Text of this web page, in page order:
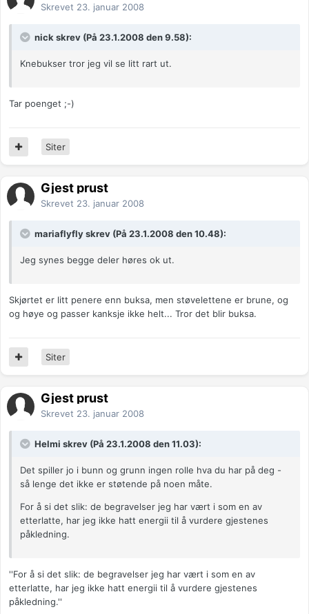
Skrevet 23. januar 2008
nick skrev (På 23.1.2008 den 9.58):
Knebukser tror jeg vil se litt rart ut.
Tar poenget ;-)
Siter
Gjest prust
Skrevet 23. januar 2008
mariaflyfly skrev (På 23.1.2008 den 10.48):
Jeg synes begge deler høres ok ut.
Skjørtet er litt penere enn buksa, men støvelettene er brune, og
og høye og passer kanksje ikke helt... Tror det blir buksa.
Siter
Gjest prust
Skrevet 23. januar 2008
Helmi skrev (På 23.1.2008 den 11.03):
Det spiller jo i bunn og grunn ingen rolle hva du har på deg -
så lenge det ikke er støtende på noen måte.
For å si det slik: de begravelser jeg har vært i som en av
etterlatte, har jeg ikke hatt energii til å vurdere gjestenes
påkledning.
''For å si det slik: de begravelser jeg har vært i som en av
etterlatte, har jeg ikke hatt energii til å vurdere gjestenes
påkledning.''